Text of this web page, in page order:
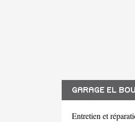
GARAGE EL
Entretien et